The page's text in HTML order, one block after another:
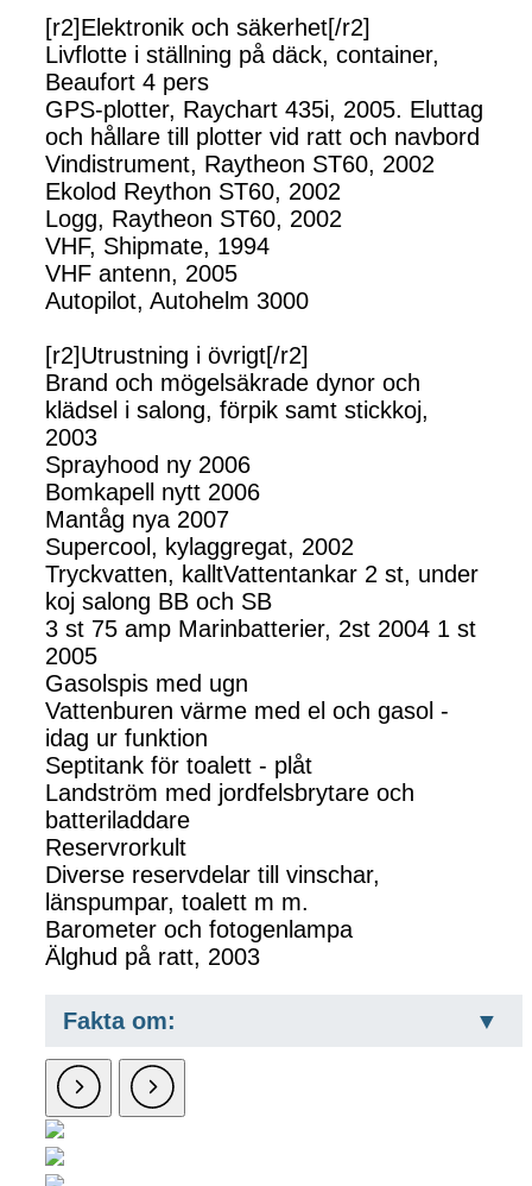
[r2]Elektronik och säkerhet[/r2]
Livflotte i ställning på däck, container,
Beaufort 4 pers
GPS-plotter, Raychart 435i, 2005. Eluttag
och hållare till plotter vid ratt och navbord
Vindistrument, Raytheon ST60, 2002
Ekolod Reython ST60, 2002
Logg, Raytheon ST60, 2002
VHF, Shipmate, 1994
VHF antenn, 2005
Autopilot, Autohelm 3000
[r2]Utrustning i övrigt[/r2]
Brand och mögelsäkrade dynor och
klädsel i salong, förpik samt stickkoj,
2003
Sprayhood ny 2006
Bomkapell nytt 2006
Mantåg nya 2007
Supercool, kylaggregat, 2002
Tryckvatten, kalltVattentankar 2 st, under
koj salong BB och SB
3 st 75 amp Marinbatterier, 2st 2004 1 st
2005
Gasolspis med ugn
Vattenburen värme med el och gasol -
idag ur funktion
Septitank för toalett - plåt
Landström med jordfelsbrytare och
batteriladdare
Reservrorkult
Diverse reservdelar till vinschar,
länspumpar, toalett m m.
Barometer och fotogenlampa
Älghud på ratt, 2003
Fakta om: